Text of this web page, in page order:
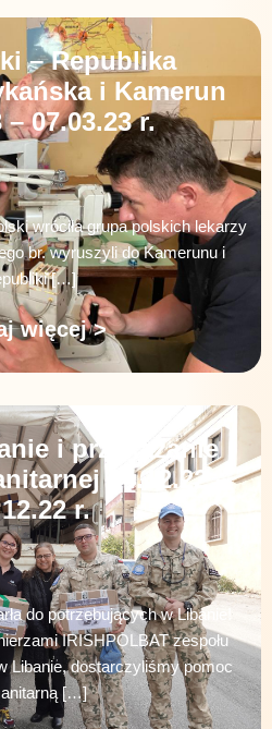
– Republika
i Kamerun
– 07.03.23 r.
wróciła grupa polskich lekarzy
br. wyruszyli do Kamerunu i
[…]
więcej >
i przekazanie
04.12.22 –
r.
do potrzebujących w Libanie!
IRISHPOLBAT zespołu
Libanie, dostarczyliśmy pomoc
[…]